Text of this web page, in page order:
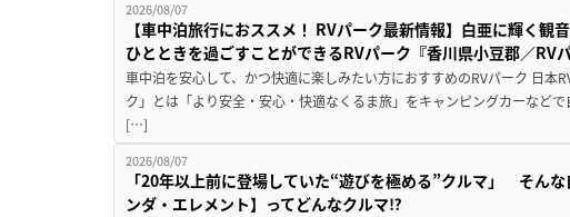
2026/08/07
【車中泊旅行におススメ！ RVパーク最新情報】白亜に輝く観
ひとときを過ごすことができるRVパーク『香川県小豆郡／RV
車中泊を安心して、かつ快適に楽しみたい方におすすめのRVパーク 日本
ク」とは「より安全・安心・快適なくるま旅」をキャンピングカーなど
[…]
2026/08/07
「20年以上前に登場していた“遊びを極める”クルマ」 そん
ンダ・エレメント】ってどんなクルマ⁉︎